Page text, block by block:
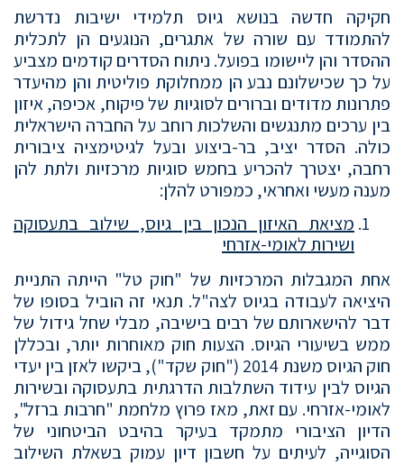
חקיקה חדשה בנושא גיוס תלמידי ישיבות נדרשת
להתמודד עם שורה של אתגרים, הנוגעים הן לתכלית
ההסדר והן ליישומו בפועל. ניתוח הסדרים קודמים מצביע
על כך שכישלונם נבע הן ממחלוקת פוליטית והן מהיעדר
פתרונות מדודים וברורים לסוגיות של פיקוח, אכיפה, איזון
בין ערכים מתנגשים והשלכות רוחב על החברה הישראלית
כולה. הסדר יציב, בר-ביצוע ובעל לגיטימציה ציבורית
רחבה, יצטרך להכריע בחמש סוגיות מרכזיות ולתת להן
מענה מעשי ואחראי, כמפורט להלן:
מציאת האיזון הנכון בין גיוס, שילוב בתעסוקה
ושירות לאומי-אזרחי
אחת המגבלות המרכזיות של "חוק טל" הייתה התניית
היציאה לעבודה בגיוס לצה"ל. תנאי זה הוביל בסופו של
דבר להישארותם של רבים בישיבה, מבלי שחל גידול של
ממש בשיעורי הגיוס. הצעות חוק מאוחרות יותר, ובכללן
חוק הגיוס משנת 2014 ("חוק שקד"), ביקשו לאזן בין יעדי
הגיוס לבין עידוד השתלבות הדרגתית בתעסוקה ובשירות
לאומי-אזרחי. עם זאת, מאז פרוץ מלחמת "חרבות ברזל",
הדיון הציבורי מתמקד בעיקר בהיבט הביטחוני של
הסוגייה, לעיתים על חשבון דיון עמוק בשאלת השילוב